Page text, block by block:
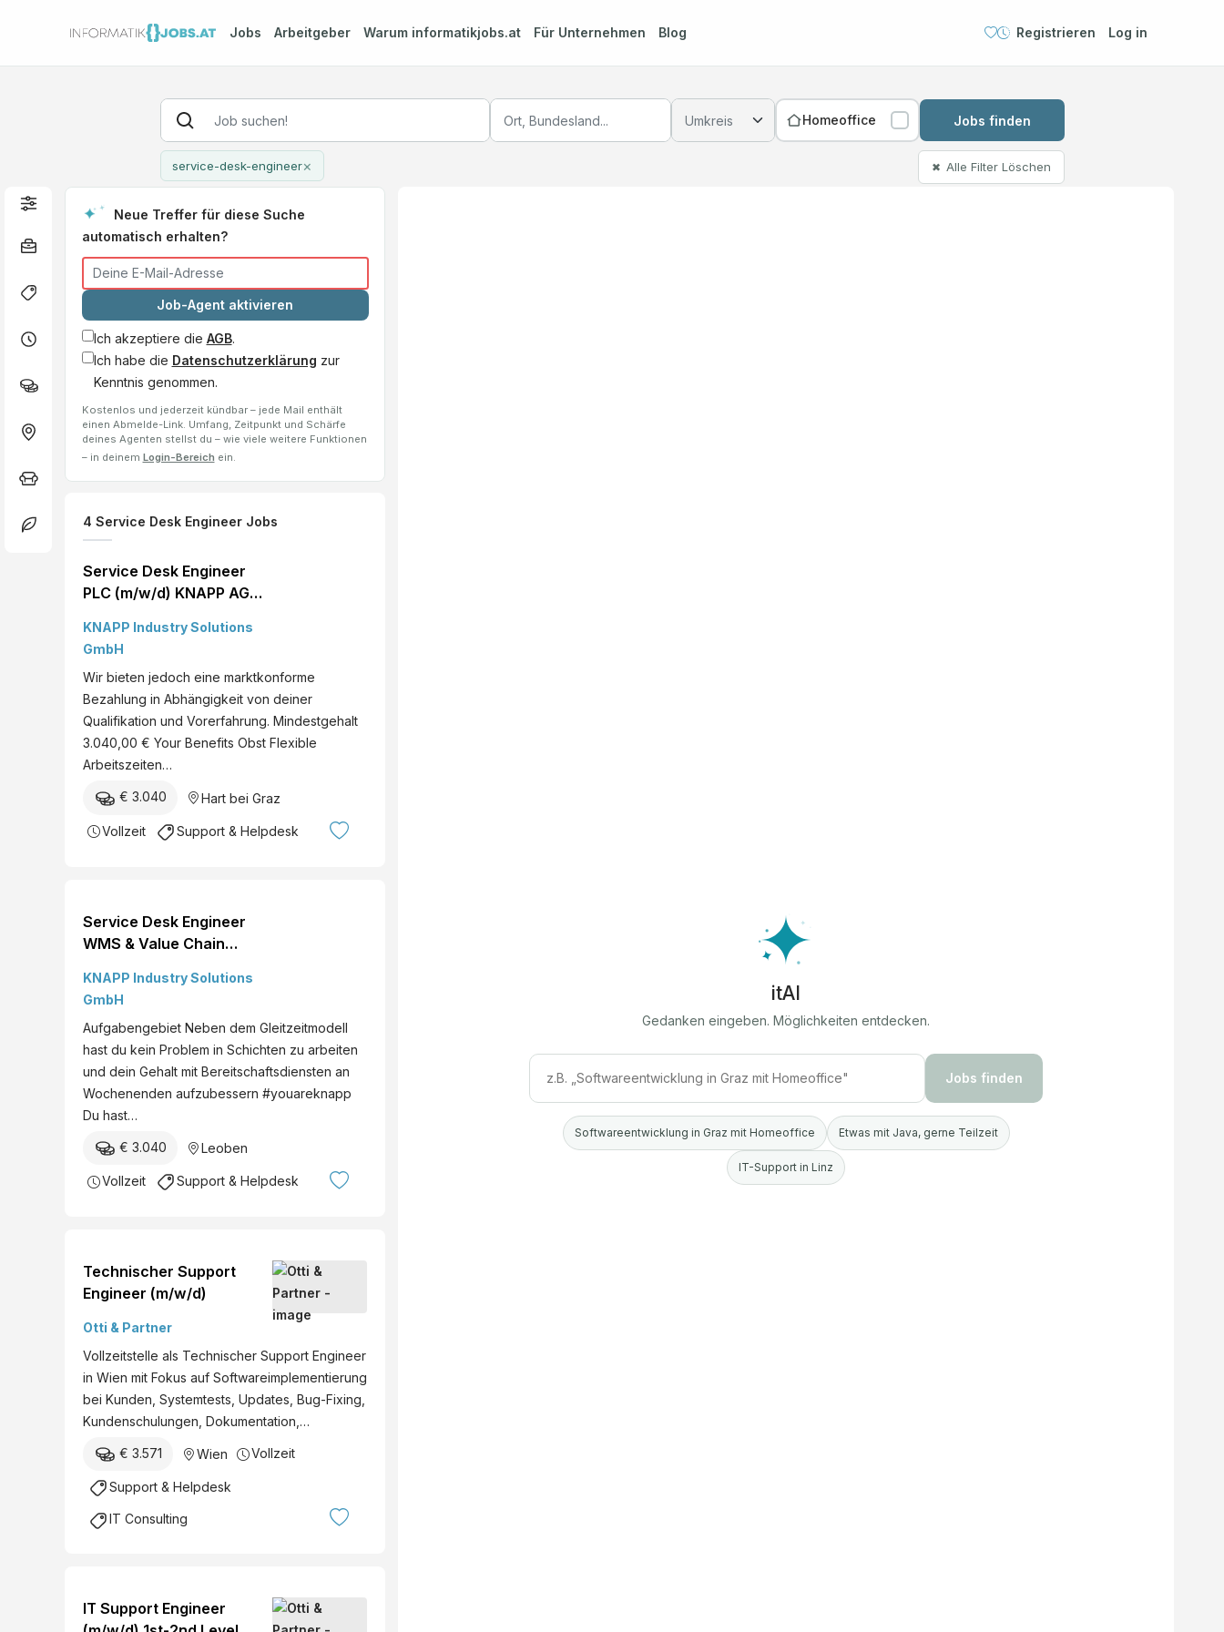
Jobs Arbeitgeber Warum informatikjobs.at Für Unternehmen Blog Registrieren Log in
Homeoffice Jobs finden
service-desk-engineer× ✖ Alle Filter Löschen
Neue Treffer für diese Suche
automatisch erhalten?
Job-Agent aktivieren
Ich akzeptiere die AGB.
Ich habe die Datenschutzerklärung zur
Kenntnis genommen.
Kostenlos und jederzeit kündbar – jede Mail enthält
einen Abmelde-Link. Umfang, Zeitpunkt und Schärfe
deines Agenten stellst du – wie viele weitere Funktionen
– in deinem Login-Bereich ein.
4 Service Desk Engineer Jobs
Service Desk Engineer
PLC (m/w/d) KNAPP AG
KNAPP Industry Solutions
GmbH
Wir bieten jedoch eine marktkonforme
Bezahlung in Abhängigkeit von deiner
Qualifikation und Vorerfahrung. Mindestgehalt
3.040,00 € Your Benefits Obst Flexible
Arbeitszeiten…
€ 3.040 Hart bei Graz
Vollzeit Support & Helpdesk
Service Desk Engineer
WMS & Value Chain
Systemintegration GmbH
Leoben Vollzeit
KNAPP Industry Solutions
GmbH
Aufgabengebiet Neben dem Gleitzeitmodell
hast du kein Problem in Schichten zu arbeiten
und dein Gehalt mit Bereitschaftsdiensten an
Wochenenden aufzubessern #youareknapp
Du hast…
€ 3.040 Leoben
Vollzeit Support & Helpdesk
Technischer Support
Engineer (m/w/d)
Otti & Partner
Vollzeitstelle als Technischer Support Engineer
in Wien mit Fokus auf Softwareimplementierung
bei Kunden, Systemtests, Updates, Bug-Fixing,
Kundenschulungen, Dokumentation,…
€ 3.571 Wien Vollzeit
Support & Helpdesk
IT Consulting
IT Support Engineer
itAI
Gedanken eingeben. Möglichkeiten entdecken.
Jobs finden
Softwareentwicklung in Graz mit Homeoffice Etwas mit Java, gerne Teilzeit
IT-Support in Linz